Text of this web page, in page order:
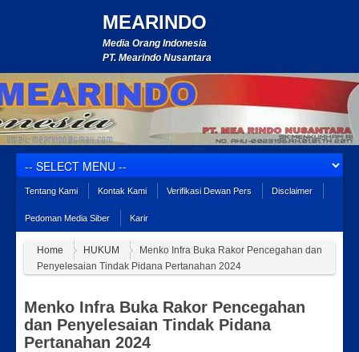
MEARINDO
Media Orang Indonesia
PT. Mearindo Nusantara
Tentang Kami Kontak Kami Verifikasi Dewan Pers Disclaimer
Pedoman Media Siber Karir
Home HUKUM
Menko Infra Buka Rakor Pencegahan dan
Penyelesaian Tindak Pidana Pertanahan 2024
Menko Infra Buka Rakor Pencegahan
dan Penyelesaian Tindak Pidana
Pertanahan 2024